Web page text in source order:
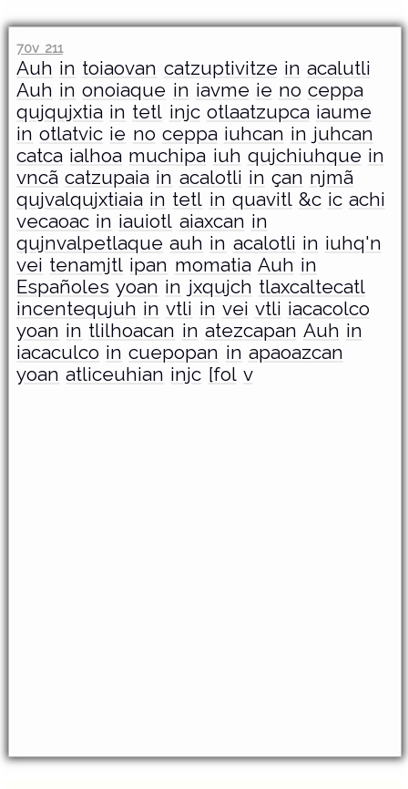
70v 211
Auh in toiaovan catzuptivitze in acalutli
Auh in onoiaque in iavme ie no ceppa
qujqujxtia in tetl injc otlaatzupca iaume
in otlatvic ie no ceppa iuhcan in juhcan
catca ialhoa muchipa iuh qujchiuhque in
vncã catzupaia in acalotli in çan njmã
qujvalqujxtiaia in tetl in quavitl &c ic achi
vecaoac in iauiotl aiaxcan in
qujnvalpetlaque auh in acalotli in iuhq'n
vei tenamjtl ipan momatia Auh in
Españoles yoan in jxqujch tlaxcaltecatl
incentequjuh in vtli in vei vtli iacacolco
yoan in tlilhoacan in atezcapan Auh in
iacaculco in cuepopan in apaoazcan
yoan atliceuhian injc [fol v